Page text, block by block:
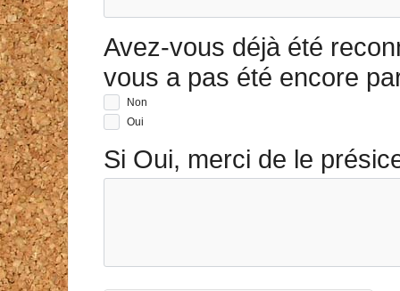
Avez-vous déjà été
vous a pas été encore
Non
Oui
Si Oui, merci de le